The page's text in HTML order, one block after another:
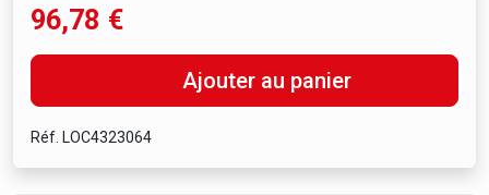
96,78 €
Ajouter au panier
Réf. LOC4323064